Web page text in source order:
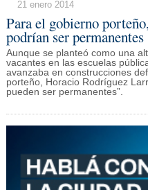
21 enero 2014
Para el gobierno
podrían ser permanentes
Aunque se planteó como una
vacantes en las escuelas
avanzaba en construcciones
porteño, Horacio Rodríguez
pueden ser permanentes”.